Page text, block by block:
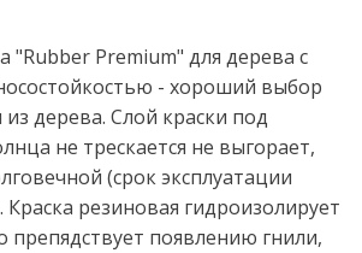
"Rubber Premium" для дерева с
- хороший выбор
дерева. Слой краски под
не трескается не выгорает,
(срок эксплуатации
резиновая гидроизолирует
препядствует появлению гнили,